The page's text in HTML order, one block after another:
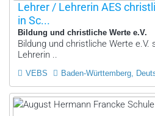
Lehrer / Lehrerin AES
in Sc...
Bildung und christliche Werte e.V.
Bildung und christliche Werte e.V.
Lehrerin ..
VEBS Baden-Württemberg,